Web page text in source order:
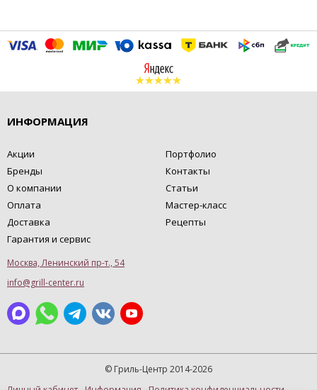
ИНФОРМАЦИЯ
Акции
Бренды
О компании
Оплата
Доставка
Гарантия и сервис
Портфолио
Контакты
Статьи
Мастер-класс
Рецепты
Москва, Ленинский пр-т., 54
info@grill-center.ru
© Гриль-Центр 2014-2026